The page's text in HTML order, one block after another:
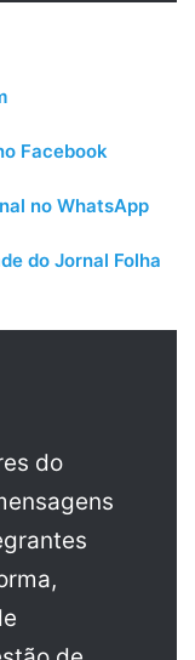
Facebook
no WhatsApp
do Jornal Folha
do